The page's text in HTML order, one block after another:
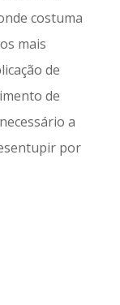
costuma
mais
de
de
a
por